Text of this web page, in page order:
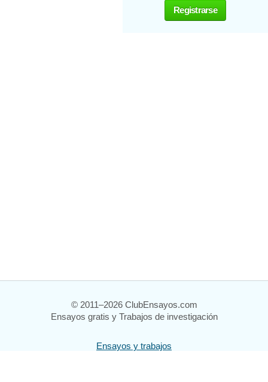
Registrarse
© 2011–2026 ClubEnsayos.com
Ensayos gratis y Trabajos de investigación
Ensayos y trabajos